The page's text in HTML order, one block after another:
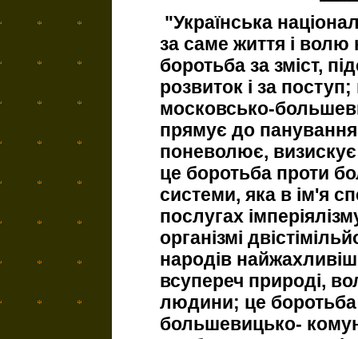
"Українська
за саме життя і
боротьба за зміст,
розвиток і за
московсько-
прямує до панування
поневолює,
це боротьба проти
системи, яка в ім'я
послугах
організмі
народів
всупереч природі,
людини; це боротьба
большевицько-